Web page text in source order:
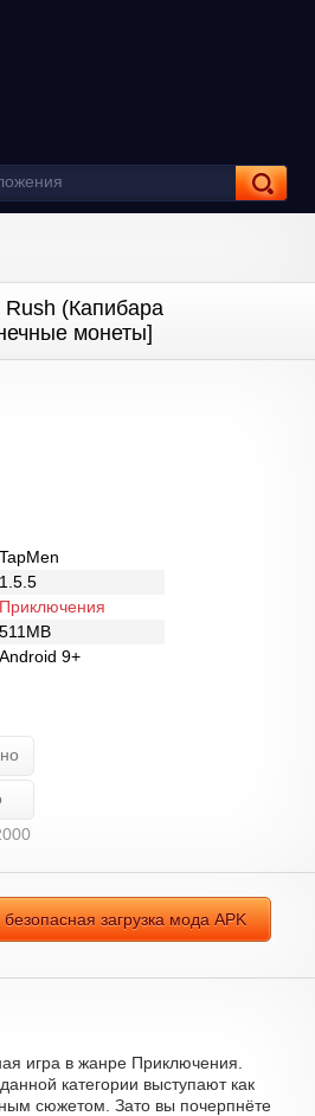
Rush (Капибара
монеты]
TapMen
1.5.5
Приключения
511MB
Android 9+
загрузка мода APK
игра в жанре Приключения.
категории выступают как
сюжетом. Зато вы почерпнёте